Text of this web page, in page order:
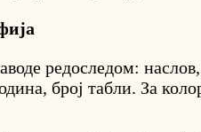
редоследом:
број табли. За